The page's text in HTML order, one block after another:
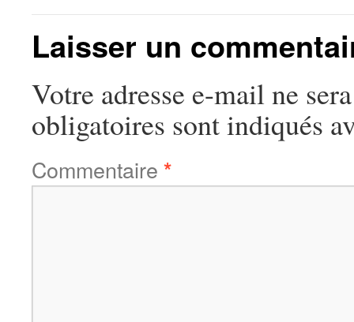
Laisser un
Votre adresse e-mail ne
obligatoires sont indiqués
Commentaire *